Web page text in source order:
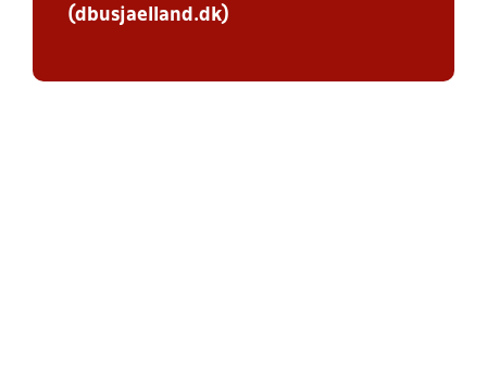
(dbusjaelland.dk)